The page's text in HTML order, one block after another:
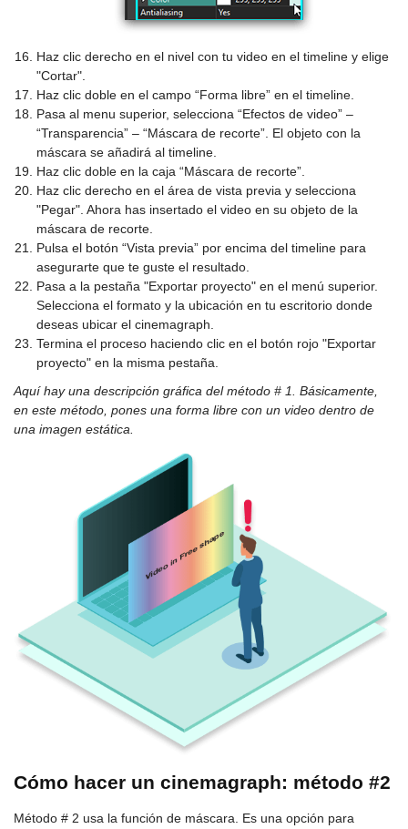
Haz clic derecho en el nivel con tu video en el timeline y elige
"Cortar".
Haz clic doble en el campo “Forma libre” en el timeline.
Pasa al menu superior, selecciona “Efectos de video” –
“Transparencia” – “Máscara de recorte”. El objeto con la
máscara se añadirá al timeline.
Haz clic doble en la caja “Máscara de recorte”.
Haz clic derecho en el área de vista previa y selecciona
"Pegar". Ahora has insertado el video en su objeto de la
máscara de recorte.
Pulsa el botón “Vista previa” por encima del timeline para
asegurarte que te guste el resultado.
Pasa a la pestaña "Exportar proyecto" en el menú superior.
Selecciona el formato y la ubicación en tu escritorio donde
deseas ubicar el cinemagraph.
Termina el proceso haciendo clic en el botón rojo "Exportar
proyecto" en la misma pestaña.
Aquí hay una descripción gráfica del método # 1. Básicamente,
en este método, pones una forma libre con un video dentro de
una imagen estática.
Cómo hacer un cinemagraph: método #2
Método # 2 usa la función de máscara. Es una opción para